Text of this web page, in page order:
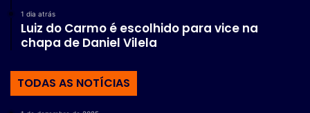
1 dia atrás
Luiz do Carmo é escolhido para vice na
chapa de Daniel Vilela
TODAS AS NOTÍCIAS